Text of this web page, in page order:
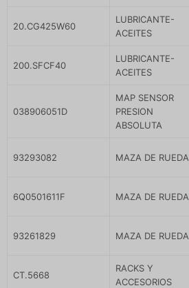
20.CG425W60
LUBRICANTE-
ACEITES
200.SFCF40
LUBRICANTE-
ACEITES
038906051D
MAP SENSOR
PRESION
ABSOLUTA
93293082 MAZA DE RUEDA
6Q0501611F MAZA DE RUEDA
93261829 MAZA DE RUEDA
CT.5668
RACKS Y
ACCESORIOS